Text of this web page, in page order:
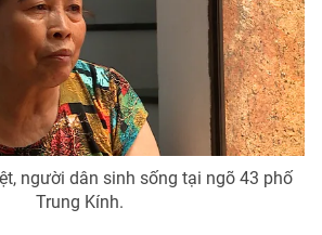
người dân sinh sống tại ngõ 43 phố
Trung Kính.